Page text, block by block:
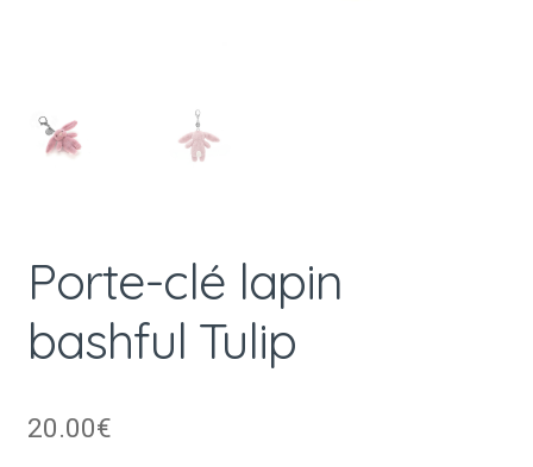
Porte-clé lapin
bashful Tulip
20.00€